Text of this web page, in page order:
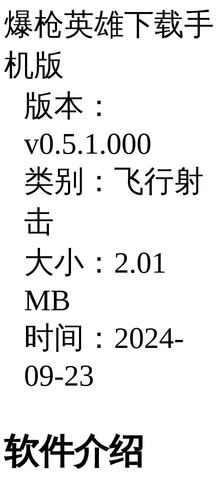
爆枪英雄下载手
机版
版本：
v0.5.1.000
类别：飞行射
击
大小：2.01
MB
时间：2024-
09-23
软件介绍